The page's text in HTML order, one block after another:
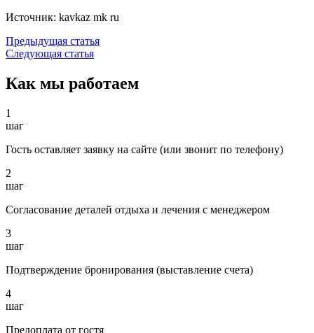
Источник: kavkaz mk ru
Предыдущая статья
Следующая статья
Как мы работаем
1
шаг
Гость оставляет заявку на сайте (или звонит по телефону)
2
шаг
Согласование деталей отдыха и лечения с менеджером
3
шаг
Подтверждение бронирования (выставление счета)
4
шаг
Предоплата от гостя